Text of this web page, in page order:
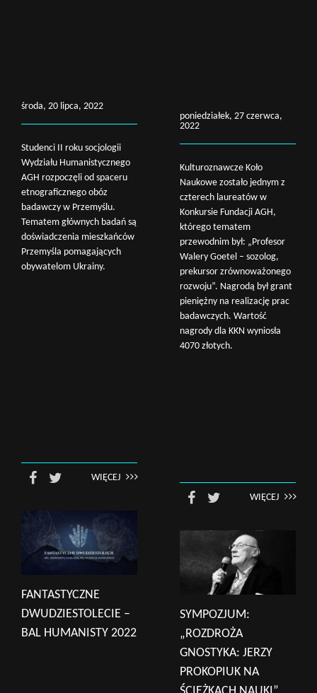
środa, 20 lipca, 2022
Studenci II roku socjologii
Wydziału Humanistycznego
AGH rozpoczęli od spaceru
etnograficznego obóz
badawczy w Przemyślu.
Tematem głównych badań są
doświadczenia mieszkańców
Przemyśla pomagających
obywatelom Ukrainy.
WIĘCEJ
poniedziałek, 27 czerwca,
2022
Kulturoznawcze Koło
Naukowe zostało jednym z
czterech laureatów w
Konkursie Fundacji AGH,
którego tematem
przewodnim był: „Profesor
Walery Goetel – sozolog,
prekursor zrównoważonego
rozwoju”. Nagrodą był grant
pieniężny na realizację prac
badawczych. Wartość
nagrody dla KKN wyniosła
4070 złotych.
WIĘCEJ
FANTASTYCZNE
DWUDZIESTOLECIE –
BAL HUMANISTY 2022
SYMPOZJUM:
„ROZDROŻA
GNOSTYKA: JERZY
PROKOPIUK NA